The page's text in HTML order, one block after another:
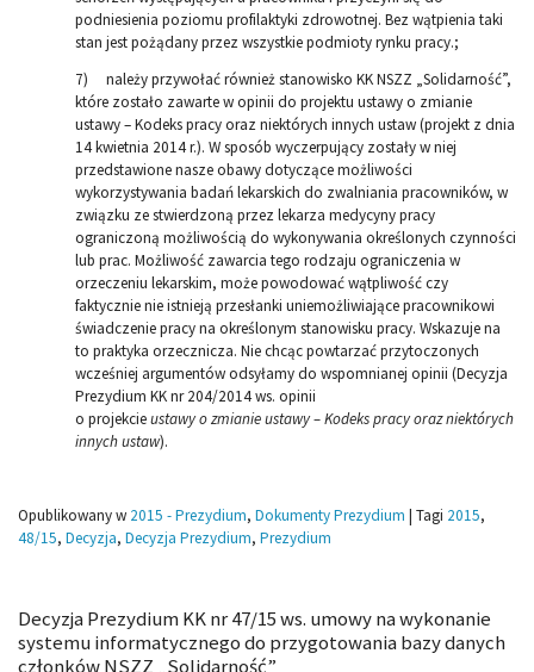
podniesienia poziomu profilaktyki zdrowotnej. Bez wątpienia taki
stan jest pożądany przez wszystkie podmioty rynku pracy.;
7) należy przywołać również stanowisko KK NSZZ „Solidarność”,
które zostało zawarte w opinii do projektu ustawy o zmianie
ustawy – Kodeks pracy oraz niektórych innych ustaw (projekt z dnia
14 kwietnia 2014 r.). W sposób wyczerpujący zostały w niej
przedstawione nasze obawy dotyczące możliwości
wykorzystywania badań lekarskich do zwalniania pracowników, w
związku ze stwierdzoną przez lekarza medycyny pracy
ograniczoną możliwością do wykonywania określonych czynności
lub prac. Możliwość zawarcia tego rodzaju ograniczenia w
orzeczeniu lekarskim, może powodować wątpliwość czy
faktycznie nie istnieją przesłanki uniemożliwiające pracownikowi
świadczenie pracy na określonym stanowisku pracy. Wskazuje na
to praktyka orzecznicza. Nie chcąc powtarzać przytoczonych
wcześniej argumentów odsyłamy do wspomnianej opinii (Decyzja
Prezydium KK nr 204/2014 ws. opinii
o projekcieustawy o zmianie ustawy – Kodeks pracy oraz niektórych
innych ustaw).
Opublikowany w 2015 - Prezydium, Dokumenty Prezydium | Tagi 2015,
48/15, Decyzja, Decyzja Prezydium, Prezydium
Decyzja Prezydium KK nr 47/15 ws. umowy na wykonanie
systemu informatycznego do przygotowania bazy danych
członków NSZZ „Solidarność”